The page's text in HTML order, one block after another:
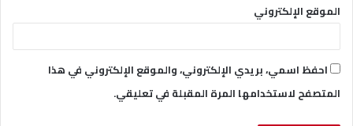
الموقع الإلكتروني
احفظ اسمي، بريدي الإلكتروني، والموقع الإلكتروني في هذا
المتصفح لاستخدامها المرة المقبلة في تعليقي.